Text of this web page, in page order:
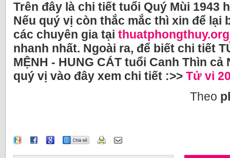
Trên đây là chi tiết tuổi Quý Mùi 1943
Nếu quý vị còn thắc mắc thì xin để lại
các chuyên gia tại thuatphongthuy.org
nhanh nhất. Ngoài ra, để biết chi tiết
MỆNH - HUNG CÁT tuổi Canh Thìn
quý vị vào đây xem chi tiết :>> Tử vi
Theo